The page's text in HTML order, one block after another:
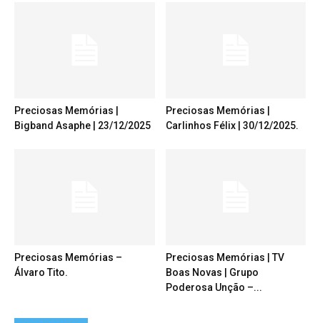
Preciosas Memórias |
Bigband Asaphe | 23/12/2025
Preciosas Memórias |
Carlinhos Félix | 30/12/2025.
Preciosas Memórias –
Álvaro Tito.
Preciosas Memórias | TV
Boas Novas | Grupo
Poderosa Unção –...